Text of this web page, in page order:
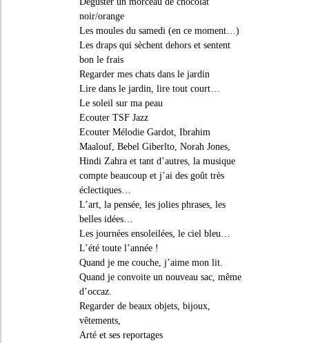
noir/orange
Les moules du samedi (en ce moment…)
Les draps qui sèchent dehors et sentent
bon le frais
Regarder mes chats dans le jardin
Lire dans le jardin, lire tout court…
Le soleil sur ma peau
Ecouter TSF Jazz
Ecouter Mélodie Gardot, Ibrahim
Maalouf, Bebel Giberlto, Norah Jones,
Hindi Zahra et tant d’autres, la musique
compte beaucoup et j’ai des goût très
éclectiques…
L’art, la pensée, les jolies phrases, les
belles idées…
Les journées ensoleilées, le ciel bleu…
L’été toute l’année !
Quand je me couche, j’aime mon lit.
Quand je convoite un nouveau sac, même
d’occaz.
Regarder de beaux objets, bijoux,
vêtements,
Arté et ses reportages